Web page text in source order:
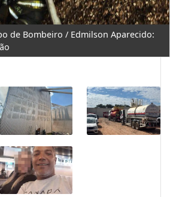
de Bombeiro / Edmilson Aparecido: